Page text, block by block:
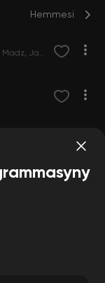
Hemmesi
Madz Jazzy B & Mr. Capone-E feat. Snoop Dogg & Ji-MADZ